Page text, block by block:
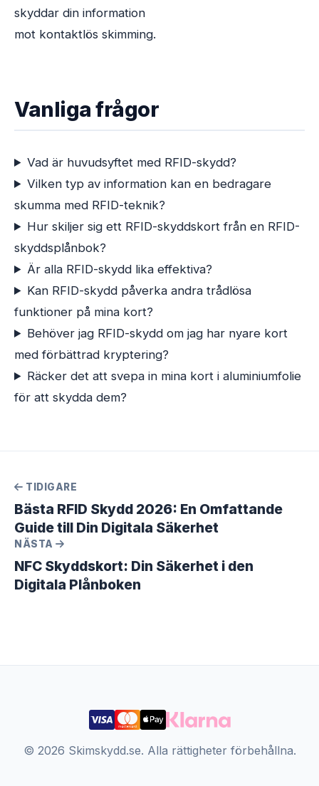
skyddar din information
mot kontaktlös skimming.
Vanliga frågor
Vad är huvudsyftet med RFID-skydd?
Vilken typ av information kan en bedragare
skumma med RFID-teknik?
Hur skiljer sig ett RFID-skyddskort från en RFID-
skyddsplånbok?
Är alla RFID-skydd lika effektiva?
Kan RFID-skydd påverka andra trådlösa
funktioner på mina kort?
Behöver jag RFID-skydd om jag har nyare kort
med förbättrad kryptering?
Räcker det att svepa in mina kort i aluminiumfolie
för att skydda dem?
TIDIGARE
Bästa RFID Skydd 2026: En Omfattande
Guide till Din Digitala Säkerhet
NÄSTA
NFC Skyddskort: Din Säkerhet i den
Digitala Plånboken
© 2026 Skimskydd.se. Alla rättigheter förbehållna.